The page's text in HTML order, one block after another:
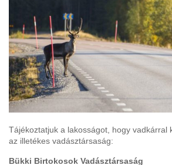
Tájékoztatjuk a lakosságot, hogy vadkárral
az illetékes vadásztársaság:
Bükki Birtokosok Vadásztársaság